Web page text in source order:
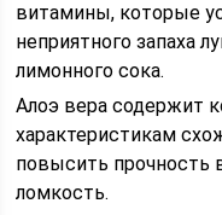
витамины, которые
неприятного запаха
лимонного сока.
Алоэ вера содержит
характеристикам
повысить прочность
ломкость.